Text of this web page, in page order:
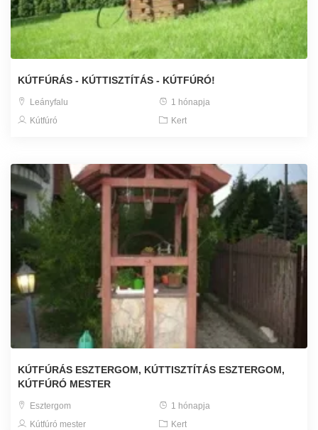
KÚTFÚRÁS - KÚTTISZTÍTÁS - KÚTFÚRÓ!
Leányfalu
1 hónapja
Kútfúró
Kert
KÚTFÚRÁS ESZTERGOM, KÚTTISZTÍTÁS ESZTERGOM,
KÚTFÚRÓ MESTER
Esztergom
1 hónapja
Kútfúró mester
Kert